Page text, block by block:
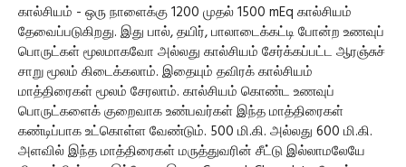
கால்சியம் - ஒரு நாளைக்கு 1200 முதல் 1500 mEq கால்சியம்
தேவைப்படுகிறது. இது பால், தயிர், பாலாடைக்கட்டி போன்ற உணவுப்
பொருட்கள் மூலமாகவோ அல்லது கால்சியம் சேர்க்கப்பட்ட ஆரஞ்சுச்
சாறு மூலம் கிடைக்கலாம். இதையும் தவிரக் கால்சியம்
மாத்திரைகள் மூலம் சேரலாம். கால்சியம் கொண்ட உணவுப்
பொருட்களைக் குறைவாக உண்பவர்கள் இந்த மாத்திரைகள்
கண்டிப்பாக உட்கொள்ள வேண்டும். 500 மி.கி. அல்லது 600 மி.கி.
அளவில் இந்த மாத்திரைகள் மருத்துவரின் சீட்டு இல்லாமலேயே